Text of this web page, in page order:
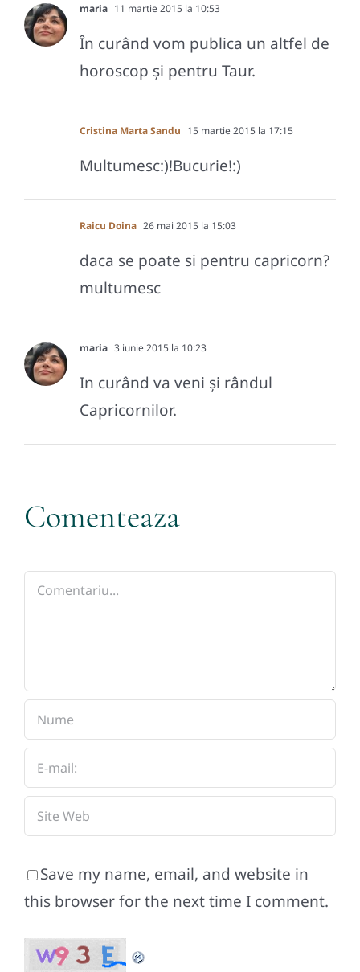
maria 11 martie 2015 la 10:53
În curând vom publica un altfel de
horoscop și pentru Taur.
Cristina Marta Sandu 15 martie 2015 la 17:15
Multumesc:)!Bucurie!:)
Raicu Doina 26 mai 2015 la 15:03
daca se poate si pentru capricorn?
multumesc
maria 3 iunie 2015 la 10:23
In curând va veni și rândul
Capricornilor.
Comenteaza
Comment
Save my name, email, and website in
this browser for the next time I comment.